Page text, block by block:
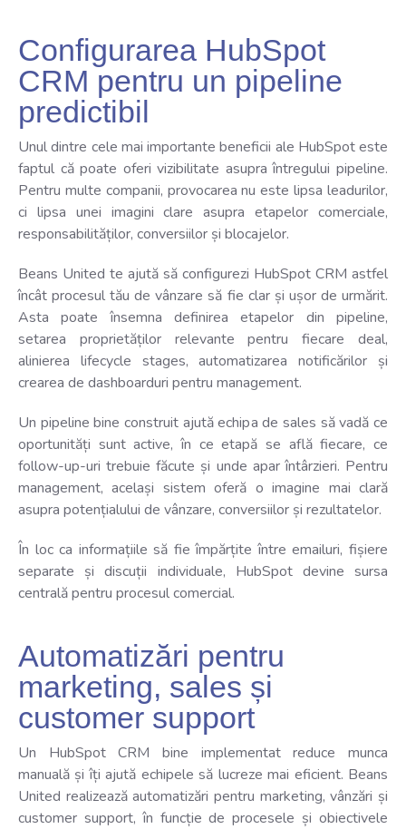
Configurarea HubSpot
CRM pentru un pipeline
predictibil
Unul dintre cele mai importante beneficii ale HubSpot este
faptul că poate oferi vizibilitate asupra întregului pipeline.
Pentru multe companii, provocarea nu este lipsa leadurilor,
ci lipsa unei imagini clare asupra etapelor comerciale,
responsabilităților, conversiilor și blocajelor.
Beans United te ajută să configurezi HubSpot CRM astfel
încât procesul tău de vânzare să fie clar și ușor de urmărit.
Asta poate însemna definirea etapelor din pipeline,
setarea proprietăților relevante pentru fiecare deal,
alinierea lifecycle stages, automatizarea notificărilor și
crearea de dashboarduri pentru management.
Un pipeline bine construit ajută echipa de sales să vadă ce
oportunități sunt active, în ce etapă se află fiecare, ce
follow-up-uri trebuie făcute și unde apar întârzieri. Pentru
management, același sistem oferă o imagine mai clară
asupra potențialului de vânzare, conversiilor și rezultatelor.
În loc ca informațiile să fie împărțite între emailuri, fișiere
separate și discuții individuale, HubSpot devine sursa
centrală pentru procesul comercial.
Automatizări pentru
marketing, sales și
customer support
Un HubSpot CRM bine implementat reduce munca
manuală și îți ajută echipele să lucreze mai eficient. Beans
United realizează automatizări pentru marketing, vânzări și
customer support, în funcție de procesele și obiectivele